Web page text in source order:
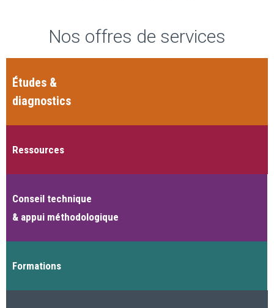
Nos offres de services
Études &
diagnostics
Ressources
Conseil technique
& appui méthodologique
Formations